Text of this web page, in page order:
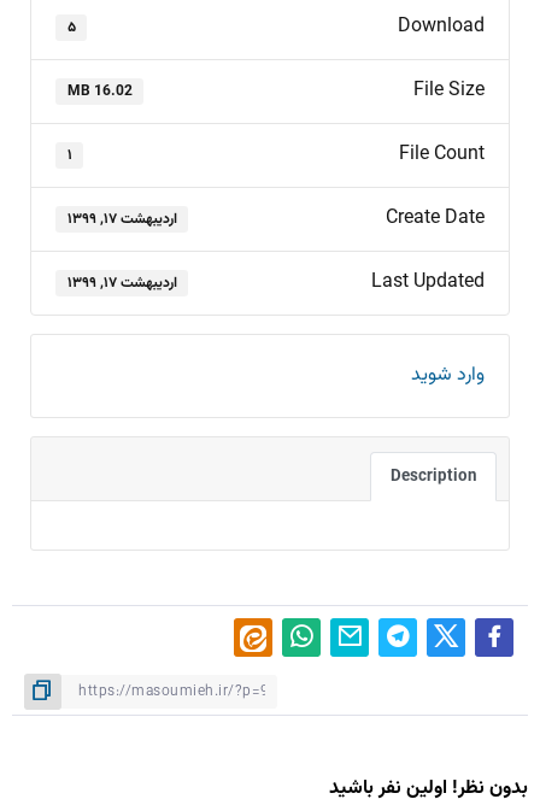
Download ۵
File Size
16.02 MB
File Count ۱
Create Date اردیبهشت ۱۷, ۱۳۹۹
Last Updated اردیبهشت ۱۷, ۱۳۹۹
وارد شوید
Description
بدون نظر! اولین نفر باشید